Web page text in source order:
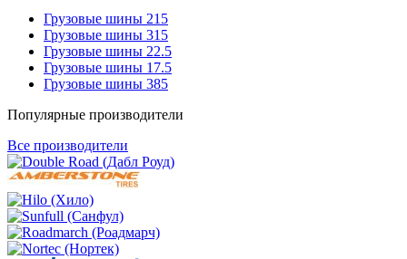
Грузовые шины 215
Грузовые шины 315
Грузовые шины 22.5
Грузовые шины 17.5
Грузовые шины 385
Популярные производители
Все производители